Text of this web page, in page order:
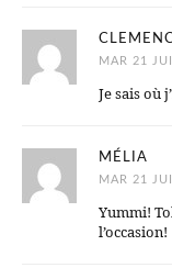
MAR 21
Je sais où
MÉLIA
MAR 21
Yummi!
l’occasion!